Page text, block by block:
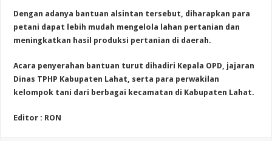
Dengan adanya bantuan alsintan tersebut, diharapkan para
petani dapat lebih mudah mengelola lahan pertanian dan
meningkatkan hasil produksi pertanian di daerah.
Acara penyerahan bantuan turut dihadiri Kepala OPD, jajaran
Dinas TPHP Kabupaten Lahat, serta para perwakilan
kelompok tani dari berbagai kecamatan di Kabupaten Lahat.
Editor : RON